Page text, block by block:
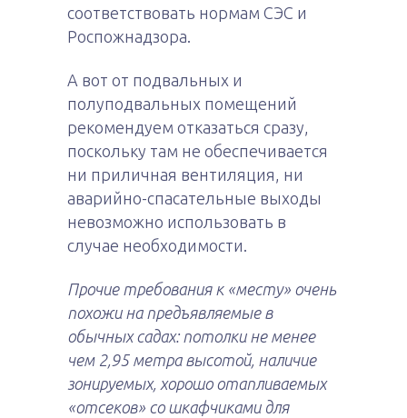
соответствовать нормам СЭС и
Роспожнадзора.
А вот от подвальных и
полуподвальных помещений
рекомендуем отказаться сразу,
поскольку там не обеспечивается
ни приличная вентиляция, ни
аварийно-спасательные выходы
невозможно использовать в
случае необходимости.
Прочие требования к «месту» очень
похожи на предъявляемые в
обычных садах: потолки не менее
чем 2,95 метра высотой, наличие
зонируемых, хорошо отапливаемых
«отсеков» со шкафчиками для